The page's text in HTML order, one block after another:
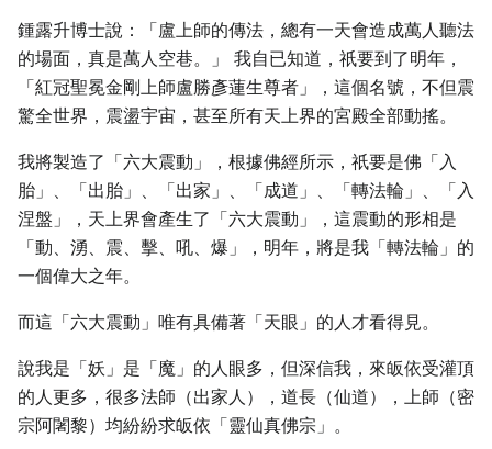
鍾露升博士說：「盧上師的傳法，總有一天會造成萬人聽法
的場面，真是萬人空巷。」 我自已知道，祇要到了明年，
「紅冠聖冕金剛上師盧勝彥蓮生尊者」，這個名號，不但震
驚全世界，震盪宇宙，甚至所有天上界的宮殿全部動搖。
我將製造了「六大震動」，根據佛經所示，祇要是佛「入
胎」、「出胎」、「出家」、「成道」、「轉法輪」、「入
涅盤」，天上界會產生了「六大震動」，這震動的形相是
「動、湧、震、擊、吼、爆」，明年，將是我「轉法輪」的
一個偉大之年。
而這「六大震動」唯有具備著「天眼」的人才看得見。
說我是「妖」是「魔」的人眼多，但深信我，來皈依受灌頂
的人更多，很多法師（出家人），道長（仙道），上師（密
宗阿闍黎）均紛紛求皈依「靈仙真佛宗」。